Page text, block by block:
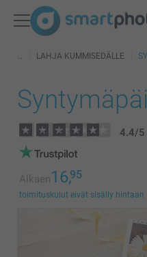
LAHJA KUMMISEDÄLLE
4.4/5
Alkaen16,95
toimituskulut eivät sisälly hintaan